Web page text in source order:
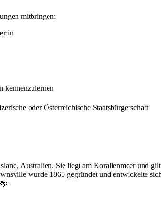
mitbringen:
kennenzulernen
oder Österreichische Staatsbürgerschaft
Australien. Sie liegt am Korallenmeer und
wurde 1865 gegründet und entwickelte